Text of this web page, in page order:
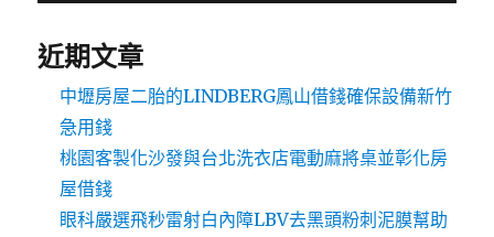
近期文章
中壢房屋二胎的LINDBERG鳳山借錢確保設備新竹
急用錢
桃園客製化沙發與台北洗衣店電動麻將桌並彰化房
屋借錢
眼科嚴選飛秒雷射白內障LBV去黑頭粉刺泥膜幫助